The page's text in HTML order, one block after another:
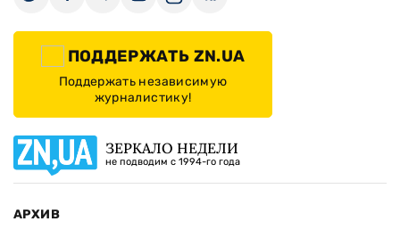
ПОДДЕРЖАТЬ ZN.UA
Поддержать независимую
журналистику!
ЗЕРКАЛО НЕДЕЛИ
не подводим с 1994-го года
АРХИВ